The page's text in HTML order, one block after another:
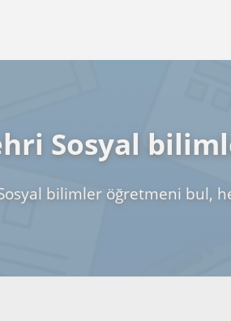
Sosyal
bilimler öğretmeni bul,